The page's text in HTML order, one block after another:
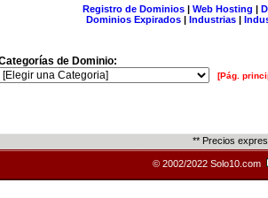
Registro de Dominios| Web Hosting |
Dominios Expirados | Industrias |
de Dominio:
[Pág.
** Precios
© 2002/2022 Solo10.com